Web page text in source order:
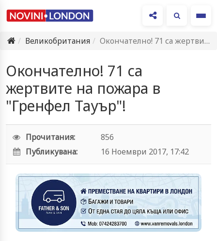
Великобритания
Окончателно! 71 са жертвите на пожара в "Гренфел Тауър"!
Окончателно! 71 са
жертвите на пожара в
"Гренфел Тауър"!
Прочитания:
856
Публикувана:
16 Ноември 2017, 17:42